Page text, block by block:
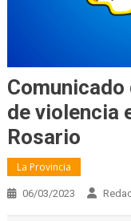
de violencia
Rosario
La Provincia
06/03/2023